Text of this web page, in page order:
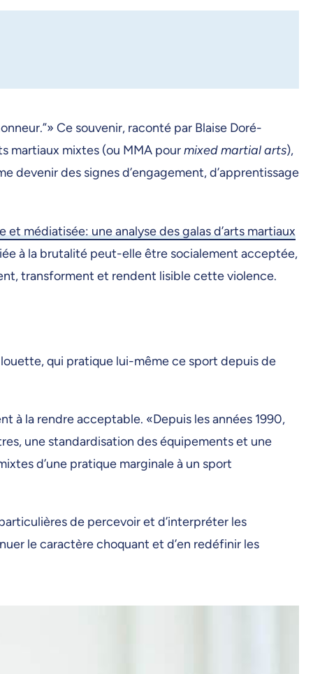
Ce souvenir, raconté par Blaise Doré-
martiaux mixtes (ou MMA pourmixed martial arts),
devenir des signes d’engagement, d’apprentissage
et médiatisée: une analyse des galas d’arts martiaux
à la brutalité peut-elle être socialement acceptée,
transforment et rendent lisible cette violence.
qui pratique lui-même ce sport depuis de
à la rendre acceptable. «Depuis les années 1990,
une standardisation des équipements et une
d’une pratique marginale à un sport
de percevoir et d’interpréter les
le caractère choquant et d’en redéfinir les